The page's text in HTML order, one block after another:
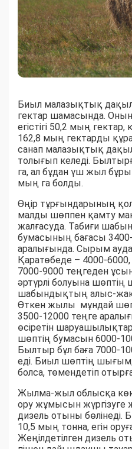
Биыл малазықтық
гектар шамасында.
егістігі 50,2 мың
162,8 мың гектарды
санап малазықтық
толығып келеді.
га, ал бұдан үш жыл
мың га болды.
Өңір тұрғындарының
малды шөппен қамту
жалғасуда. Табиғи
бумасының бағасы
аралығында. Сырым
Қаратөбеде – 4000-
7000-9000 теңгеден
әртүрлі болуына
шабындықтың алыс-
Өткен жылы мұндай
3500-12000 теңге
өсіретін
шөптің бумасын 6000-
Былтыр бұл баға 7000-
еді. Биыл шөптің
болса, төмендетіп
Жылма-жыл облысқа
ору жұмысын жүргізуге
дизель отыны бөлінеді.
10,5 мың тонна, егін
Жеңілдетілген дизель